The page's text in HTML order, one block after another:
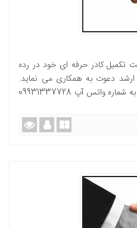
کادر حرفه ای خود در رده
دعوت به همکاری می نماید.
متقاضیان می توانند رزومه خود را به شماره واتس آپ 09931337728